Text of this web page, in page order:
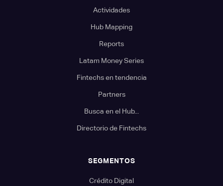
Actividades
Hub Mapping
Reports
Latam Money Series
Fintechs en tendencia
Partners
Busca en el Hub...
Directorio de Fintechs
SEGMENTOS
Crédito Digital